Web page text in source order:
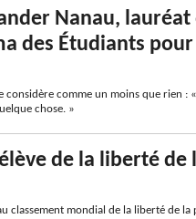
Nanau,
des Étudiants
considère comme un moins que rien :
chose. »
de la liberté de
classement mondial de la liberté de la